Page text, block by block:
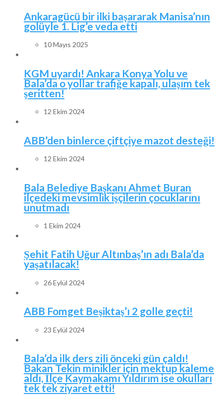
Ankaragücü bir ilki başararak Manisa’nın
golüyle 1. Lig’e veda etti
10 Mayıs 2025
KGM uyardı! Ankara Konya Yolu ve
Bala’da o yollar trafiğe kapalı, ulaşım tek
şeritten!
12 Ekim 2024
ABB’den binlerce çiftçiye mazot desteği!
12 Ekim 2024
Bala Belediye Başkanı Ahmet Buran
ilçedeki mevsimlik işçilerin çocuklarını
unutmadı
1 Ekim 2024
Şehit Fatih Uğur Altınbaş’ın adı Bala’da
yaşatılacak!
26 Eylül 2024
ABB Fomget Beşiktaş’ı 2 golle geçti!
23 Eylül 2024
Bala’da ilk ders zili önceki gün çaldı!
Bakan Tekin minikler için mektup kaleme
aldı, İlçe Kaymakamı Yıldırım ise okulları
tek tek ziyaret etti!